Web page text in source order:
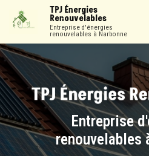
contenu
TPJ Énergies
Renouvelables
Entreprise d'énergies
renouvelables à Narbonne
Entreprise
renouvelables